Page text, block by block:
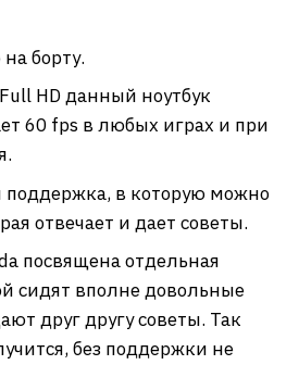
борту.
HD данный ноутбук
60 fps в любых играх и при
поддержка, в которую можно
отвечает и дает советы.
посвящена отдельная
сидят вполне довольные
друг другу советы. Так
без поддержки не